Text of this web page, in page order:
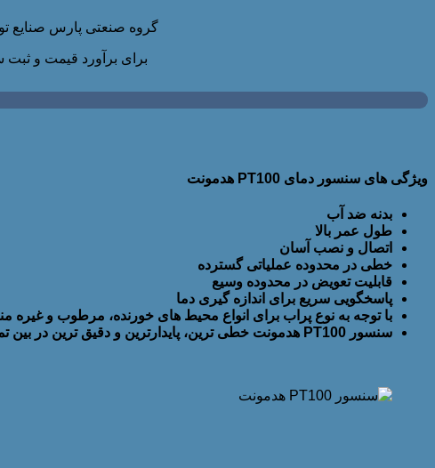
گروه صنعتی پارس صنایع
برای برآورد قیمت و ثبت
ویژگی های سنسور دمای PT100 هدمونت
بدنه ضد آب
طول عمر بالا
اتصال و نصب آسان
خطی در محدوده عملیاتی گسترده
قابلیت تعویض در محدوده وسیع
پاسخگویی سریع برای اندازه گیری دما
با توجه به نوع پراب برای انواع محیط های خورنده، مرطوب و
سنسور PT100 هدمونت خطی ترین، پایدارترین و دقیق ترین در بین تمام سنسورهای PT100 بدون خطای اندازه گیری است.